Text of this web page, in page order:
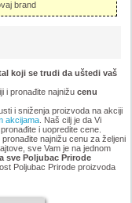
brand
koji se trudi da uštedi vaš
i pronađite najnižu cenu
i sniženja proizvoda na akciji
akcijama. Naš cilj je da Vi
i uopredite cene.
najnižu cenu za željeni
sve Vam je na jednom
sve Poljubac Prirode
Poljubac Prirode proizvoda